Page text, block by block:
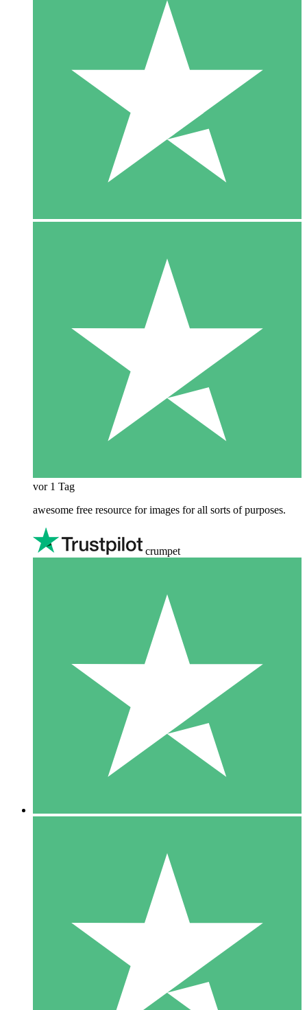
vor 1 Tag
awesome free resource for images for all sorts of purposes.
crumpet